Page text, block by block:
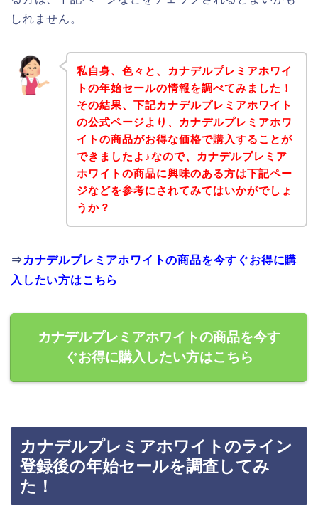
しれません。
私自身、色々と、カナデルプレミアホワイ
トの年始セールの情報を調べてみました！
その結果、下記カナデルプレミアホワイト
の公式ページより、カナデルプレミアホワ
イトの商品がお得な価格で購入することが
できましたよ♪なので、カナデルプレミア
ホワイトの商品に興味のある方は下記ペー
ジなどを参考にされてみてはいかがでしょ
うか？
⇒ カナデルプレミアホワイトの商品を今すぐお得に購
入したい方はこちら
カナデルプレミアホワイトの商品を今す
ぐお得に購入したい方はこちら
カナデルプレミアホワイトのライン
登録後の年始セールを調査してみ
た！